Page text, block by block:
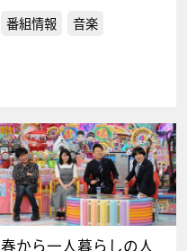
番組情報 音楽
春から一人暮らしの人